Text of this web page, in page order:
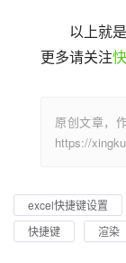
以上就
更多请关注
原创文章，
https://
excel快捷键设置
快捷键
渲染